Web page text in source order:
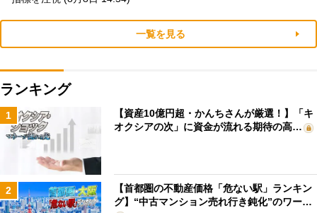
一覧を見る
ランキング
1
【資産10億円超・かんちさんが厳選！】「キ
オクシアの次」に資金が流れる期待の高…
2
【首都圏の不動産価格「危ない駅」ランキン
グ】“中古マンション売れ行き鈍化”のワー…